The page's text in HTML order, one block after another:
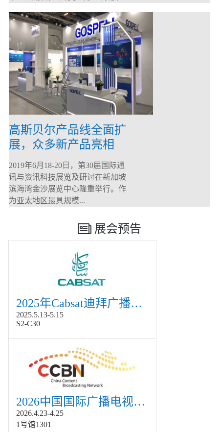
高斯贝尔产品线全面扩
展，众多新产品亮相
CommunicAsia 2019
2019年6月18-20日，第30届国际通
讯与资讯科技展览及研讨在新加坡
滨海湾金沙展览中心隆重举行。作
为亚太地区最具规模...
展会预告
2025年Cabsat迪拜广播电视展
2025.5.13-5.15
S2-C30
2026中国国际广播电视信息网络展览会展
2026.4.23-4.25
1号馆1301